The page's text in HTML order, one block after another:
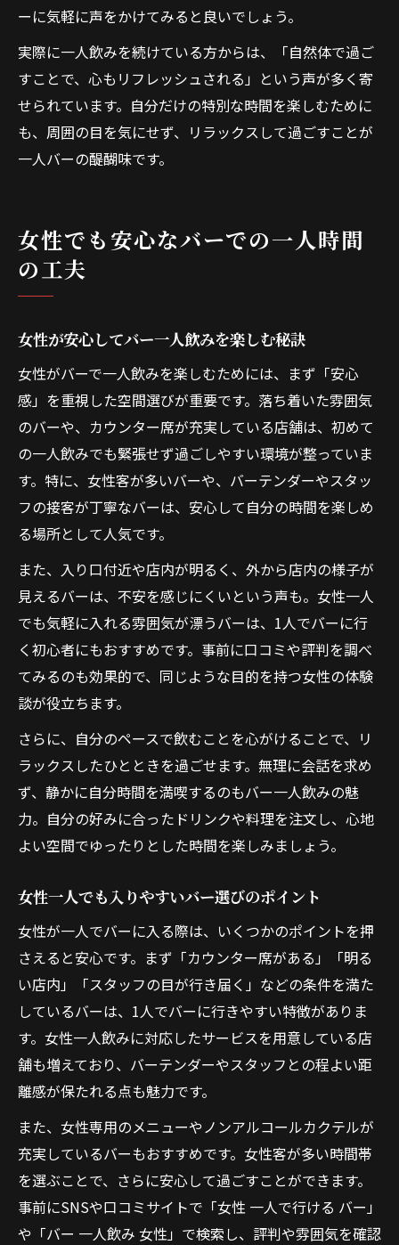
ーに気軽に声をかけてみると良いでしょう。
実際に一人飲みを続けている方からは、「自然体で過ご
すことで、心もリフレッシュされる」という声が多く寄
せられています。自分だけの特別な時間を楽しむために
も、周囲の目を気にせず、リラックスして過ごすことが
一人バーの醍醐味です。
女性でも安心なバーでの一人時間
の工夫
女性が安心してバー一人飲みを楽しむ秘訣
女性がバーで一人飲みを楽しむためには、まず「安心
感」を重視した空間選びが重要です。落ち着いた雰囲気
のバーや、カウンター席が充実している店舗は、初めて
の一人飲みでも緊張せず過ごしやすい環境が整っていま
す。特に、女性客が多いバーや、バーテンダーやスタッ
フの接客が丁寧なバーは、安心して自分の時間を楽しめ
る場所として人気です。
また、入り口付近や店内が明るく、外から店内の様子が
見えるバーは、不安を感じにくいという声も。女性一人
でも気軽に入れる雰囲気が漂うバーは、1人でバーに行
く初心者にもおすすめです。事前に口コミや評判を調べ
てみるのも効果的で、同じような目的を持つ女性の体験
談が役立ちます。
さらに、自分のペースで飲むことを心がけることで、リ
ラックスしたひとときを過ごせます。無理に会話を求め
ず、静かに自分時間を満喫するのもバー一人飲みの魅
力。自分の好みに合ったドリンクや料理を注文し、心地
よい空間でゆったりとした時間を楽しみましょう。
女性一人でも入りやすいバー選びのポイント
女性が一人でバーに入る際は、いくつかのポイントを押
さえると安心です。まず「カウンター席がある」「明る
い店内」「スタッフの目が行き届く」などの条件を満た
しているバーは、1人でバーに行きやすい特徴がありま
す。女性一人飲みに対応したサービスを用意している店
舗も増えており、バーテンダーやスタッフとの程よい距
離感が保たれる点も魅力です。
また、女性専用のメニューやノンアルコールカクテルが
充実しているバーもおすすめです。女性客が多い時間帯
を選ぶことで、さらに安心して過ごすことができます。
事前にSNSや口コミサイトで「女性 一人で行ける バー」
や「バー 一人飲み 女性」で検索し、評判や雰囲気を確認